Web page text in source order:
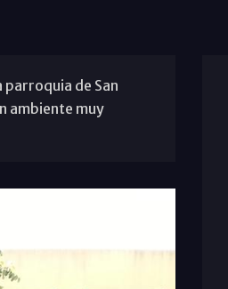
parroquia de San
ambiente muy